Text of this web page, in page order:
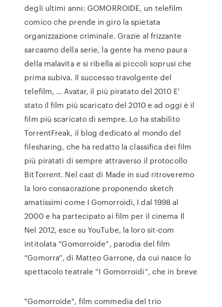
degli ultimi anni: GOMORROIDE, un telefilm
comico che prende in giro la spietata
organizzazione criminale. Grazie al frizzante
sarcasmo della serie, la gente ha meno paura
della malavita e si ribella ai piccoli soprusi che
prima subiva. Il successo travolgente del
telefilm, … Avatar, il più piratato del 2010 E'
stato il film più scaricato del 2010 e ad oggi è il
film più scaricato di sempre. Lo ha stabilito
TorrentFreak, il blog dedicato al mondo del
filesharing, che ha redatto la classifica dei film
più piratati di sempre attraverso il protocollo
BitTorrent. Nel cast di Made in sud ritroveremo
la loro consacrazione proponendo sketch
amatissimi come I Gomorroidi, I dal 1998 al
2000 e ha partecipato ai film per il cinema Il
Nel 2012, esce su YouTube, la loro sit-com
intitolata “Gomorroide”, parodia del film
“Gomorra”, di Matteo Garrone, da cui nasce lo
spettacolo teatrale “I Gomorroidi”, che in breve
"Gomorroide", film commedia del trio